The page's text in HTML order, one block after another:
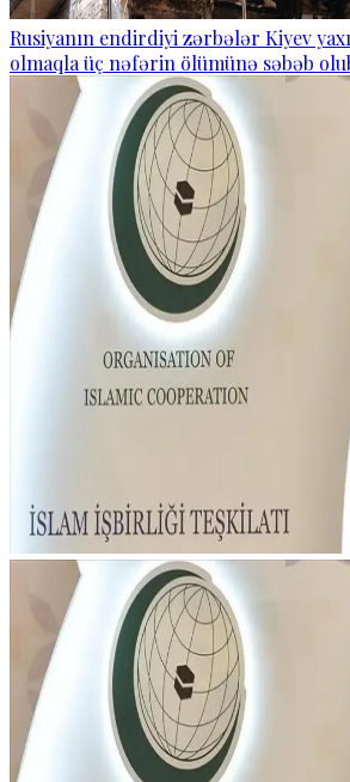
Rusiyanın endirdiyi zərbələr Kiyev
olmaqla üç nəfərin ölümünə səbəb